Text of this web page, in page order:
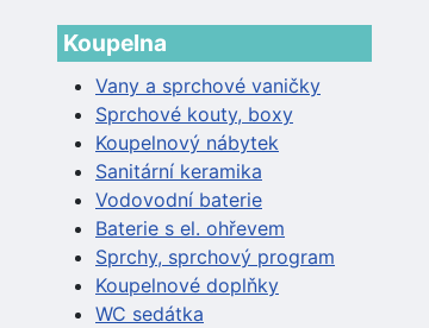
Koupelna
Vany a sprchové vaničky
Sprchové kouty, boxy
Koupelnový nábytek
Sanitární keramika
Vodovodní baterie
Baterie s el. ohřevem
Sprchy, sprchový program
Koupelnové doplňky
WC sedátka